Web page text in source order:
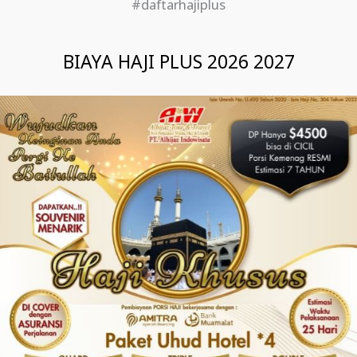
#daftarhajiplus
BIAYA HAJI PLUS 2026 2027